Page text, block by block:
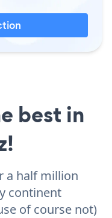
best in
a half million
continent
of course not)